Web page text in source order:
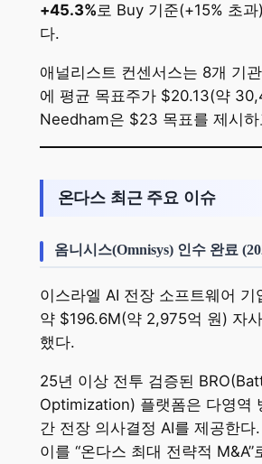
+45.3%로 Buy 기준(+15% 초
다.
애널리스트 컨센서스는 8개 기
에 평균 목표주가 $20.13(약
Needham은 $23 목표를 제시하
온다스 최근 주요 이슈
옴니시스(Omnisys) 인수 완료
이스라엘 AI 전장 소프트웨어 기
약 $196.6M(약 2,975억 원) 자
했다.
25년 이상 전투 검증된
Optimization) 플랫폼은 다영역
간 전장 의사결정 AI를 제공한
이를 “온다스 최대 전략적 M&A”